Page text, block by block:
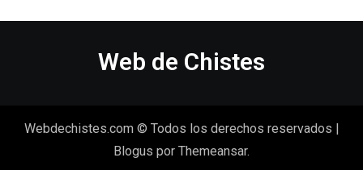
Web de Chistes
Webdechistes.com © Todos los derechos reservados
Blogus por Themeansar.